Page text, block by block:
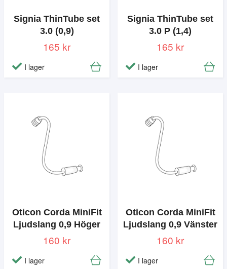
Signia ThinTube set
3.0 (0,9)
165 kr
I lager
Signia ThinTube set
3.0 P (1,4)
165 kr
I lager
Oticon Corda MiniFit
Ljudslang 0,9 Höger
160 kr
I lager
Oticon Corda MiniFit
Ljudslang 0,9 Vänster
160 kr
I lager